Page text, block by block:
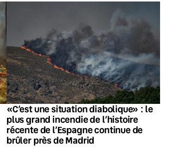
«C’est une situation diabolique» : le
plus grand incendie de l’histoire
récente de l’Espagne continue de
brûler près de Madrid